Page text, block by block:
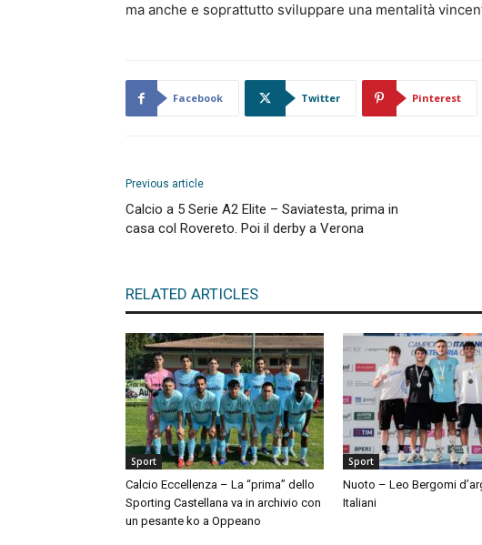
ma anche e soprattutto sviluppare una mentalità
Facebook Twitter Pinterest
Previous article
Calcio a 5 Serie A2 Elite – Saviatesta, prima in
casa col Rovereto. Poi il derby a Verona
RELATED ARTICLES
Sport
Calcio Eccellenza – La “prima” dello
Sporting Castellana va in archivio con
un pesante ko a Oppeano
Sport
Nuoto – Leo Bergomi
Italiani